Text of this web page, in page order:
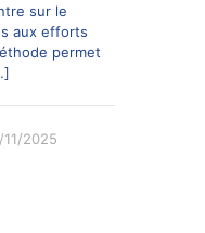
sur le
aux efforts
permet
11/2025